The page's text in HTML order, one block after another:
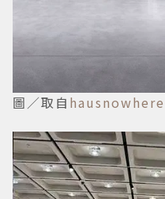
圖／取自 hausnowhere